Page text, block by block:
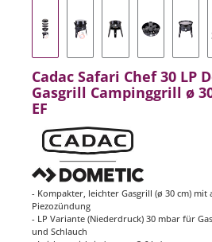
Cadac Safari Chef 30 LP
Gasgrill Campinggrill ø
EF
- Kompakter, leichter Gasgrill (ø 30 cm) mit
Piezozündung
- LP Variante (Niederdruck) 30 mbar für
und Schlauch